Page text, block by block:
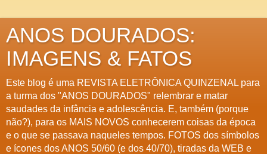
ANOS DOURADOS:
IMAGENS & FATOS
Este blog é uma REVISTA ELETRÔNICA QUINZENAL para
a turma dos "ANOS DOURADOS" relembrar e matar
saudades da infância e adolescência. E, também (porque
não?), para os MAIS NOVOS conhecerem coisas da época
e o que se passava naqueles tempos. FOTOS dos símbolos
e ícones dos ANOS 50/60 (e dos 40/70), tiradas da WEB e